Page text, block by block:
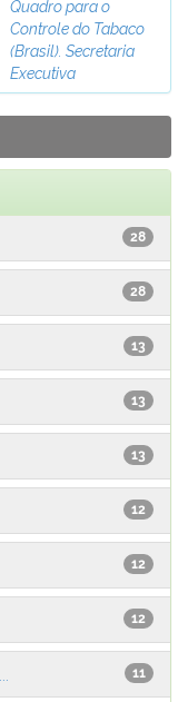
Quadro para o
Controle do Tabaco
(Brasil). Secretaria
Executiva
28
28
13
13
13
12
12
12
11